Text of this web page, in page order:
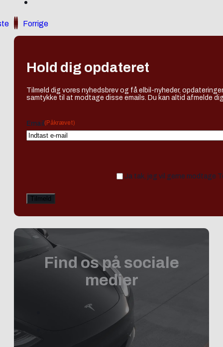
Forrige
Hold dig opdateret
Tilmeld dig vores nyhedsbrev og få elbil-nyheder,
samtykke til at modtage disse emails. Du kan altid afmelde
Email (Påkrævet)
Ja tak, jeg vil gerne modtage
Find os på sociale
medier